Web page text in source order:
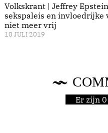
Volkskrant | Jeffrey
sekspaleis en
niet meer vrij
10 JULI 2019
Er zijn